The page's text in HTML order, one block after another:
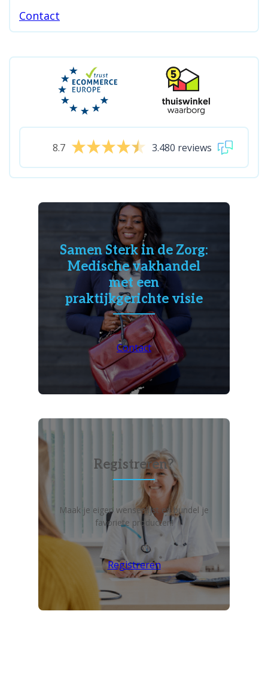
Contact
8.7 3.480 reviews
Samen Sterk in de Zorg:
Medische vakhandel
met een
praktijkgerichte visie
Contact
Registreren?
Maak je eigen wensenlijst en bundel je
favoriete producten!
Registreren